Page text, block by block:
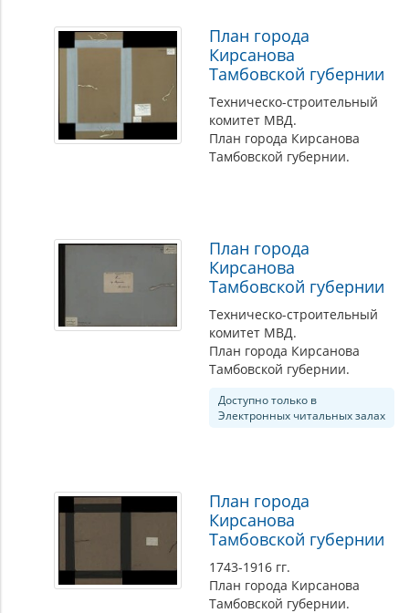
План города
Кирсанова
Тамбовской губернии
Техническо-строительный
комитет МВД.
План города Кирсанова
Тамбовской губернии.
План города
Кирсанова
Тамбовской губернии
Техническо-строительный
комитет МВД.
План города Кирсанова
Тамбовской губернии.
Доступно только в
Электронных читальных залах
План города
Кирсанова
Тамбовской губернии
1743-1916 гг.
План города Кирсанова
Тамбовской губернии.